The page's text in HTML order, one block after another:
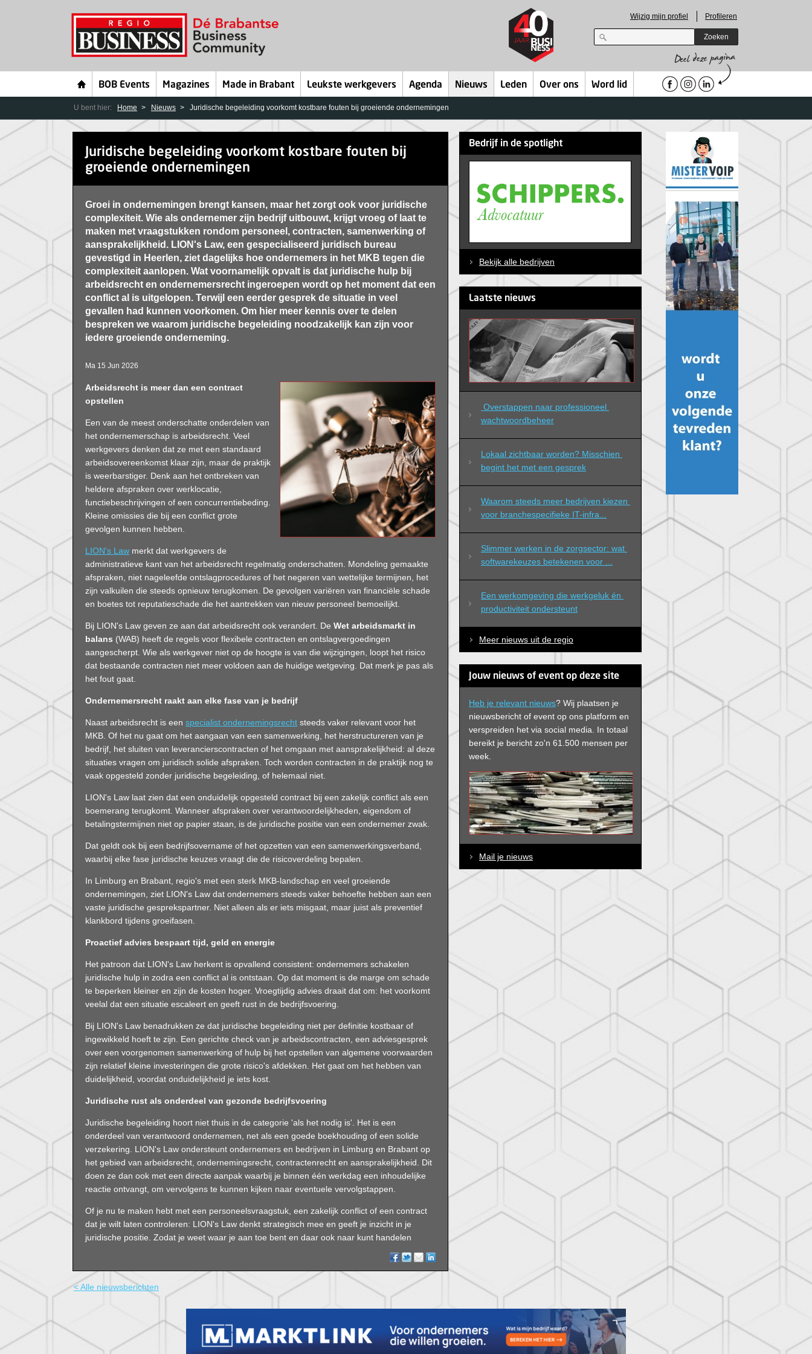
Wijzig mijn profiel Profileren
Zoeken
BOB Events Magazines Made in Brabant Leukste werkgevers Agenda Nieuws Leden Over ons Word lid
U bent hier: Home Nieuws Juridische begeleiding voorkomt kostbare fouten bij groeiende ondernemingen
Juridische begeleiding voorkomt kostbare fouten bij
groeiende ondernemingen
Groei in ondernemingen brengt kansen, maar het zorgt ook voor juridische
complexiteit. Wie als ondernemer zijn bedrijf uitbouwt, krijgt vroeg of laat te
maken met vraagstukken rondom personeel, contracten, samenwerking of
aansprakelijkheid. LION's Law, een gespecialiseerd juridisch bureau
gevestigd in Heerlen, ziet dagelijks hoe ondernemers in het MKB tegen die
complexiteit aanlopen. Wat voornamelijk opvalt is dat juridische hulp bij
arbeidsrecht en ondernemersrecht ingeroepen wordt op het moment dat een
conflict al is uitgelopen. Terwijl een eerder gesprek de situatie in veel
gevallen had kunnen voorkomen. Om hier meer kennis over te delen
bespreken we waarom juridische begeleiding noodzakelijk kan zijn voor
iedere groeiende onderneming.
Ma 15 Jun 2026
Arbeidsrecht is meer dan een contract
opstellen
Een van de meest onderschatte onderdelen van
het ondernemerschap is arbeidsrecht. Veel
werkgevers denken dat ze met een standaard
arbeidsovereenkomst klaar zijn, maar de praktijk
is weerbarstiger. Denk aan het ontbreken van
heldere afspraken over werklocatie,
functiebeschrijvingen of een concurrentiebeding.
Kleine omissies die bij een conflict grote
gevolgen kunnen hebben.
LION's Law merkt dat werkgevers de
administratieve kant van het arbeidsrecht regelmatig onderschatten. Mondeling gemaakte
afspraken, niet nageleefde ontslagprocedures of het negeren van wettelijke termijnen, het
zijn valkuilen die steeds opnieuw terugkomen. De gevolgen variëren van financiële schade
en boetes tot reputatieschade die het aantrekken van nieuw personeel bemoeilijkt.
Bij LION's Law geven ze aan dat arbeidsrecht ook verandert. De Wet arbeidsmarkt in
balans (WAB) heeft de regels voor flexibele contracten en ontslagvergoedingen
aangescherpt. Wie als werkgever niet op de hoogte is van die wijzigingen, loopt het risico
dat bestaande contracten niet meer voldoen aan de huidige wetgeving. Dat merk je pas als
het fout gaat.
Ondernemersrecht raakt aan elke fase van je bedrijf
Naast arbeidsrecht is een specialist ondernemingsrecht steeds vaker relevant voor het
MKB. Of het nu gaat om het aangaan van een samenwerking, het herstructureren van je
bedrijf, het sluiten van leverancierscontracten of het omgaan met aansprakelijkheid: al deze
situaties vragen om juridisch solide afspraken. Toch worden contracten in de praktijk nog te
vaak opgesteld zonder juridische begeleiding, of helemaal niet.
LION's Law laat zien dat een onduidelijk opgesteld contract bij een zakelijk conflict als een
boemerang terugkomt. Wanneer afspraken over verantwoordelijkheden, eigendom of
betalingstermijnen niet op papier staan, is de juridische positie van een ondernemer zwak.
Dat geldt ook bij een bedrijfsovername of het opzetten van een samenwerkingsverband,
waarbij elke fase juridische keuzes vraagt die de risicoverdeling bepalen.
In Limburg en Brabant, regio's met een sterk MKB-landschap en veel groeiende
ondernemingen, ziet LION's Law dat ondernemers steeds vaker behoefte hebben aan een
vaste juridische gesprekspartner. Niet alleen als er iets misgaat, maar juist als preventief
klankbord tijdens groeifasen.
Proactief advies bespaart tijd, geld en energie
Het patroon dat LION's Law herkent is opvallend consistent: ondernemers schakelen
juridische hulp in zodra een conflict al is ontstaan. Op dat moment is de marge om schade
te beperken kleiner en zijn de kosten hoger. Vroegtijdig advies draait dat om: het voorkomt
veelal dat een situatie escaleert en geeft rust in de bedrijfsvoering.
Bij LION's Law benadrukken ze dat juridische begeleiding niet per definitie kostbaar of
ingewikkeld hoeft te zijn. Een gerichte check van je arbeidscontracten, een adviesgesprek
over een voorgenomen samenwerking of hulp bij het opstellen van algemene voorwaarden
zijn relatief kleine investeringen die grote risico's afdekken. Het gaat om het hebben van
duidelijkheid, voordat onduidelijkheid je iets kost.
Juridische rust als onderdeel van gezonde bedrijfsvoering
Juridische begeleiding hoort niet thuis in de categorie 'als het nodig is'. Het is een
onderdeel van verantwoord ondernemen, net als een goede boekhouding of een solide
verzekering. LION's Law ondersteunt ondernemers en bedrijven in Limburg en Brabant op
het gebied van arbeidsrecht, ondernemingsrecht, contractenrecht en aansprakelijkheid. Dit
doen ze dan ook met een directe aanpak waarbij je binnen één werkdag een inhoudelijke
reactie ontvangt, om vervolgens te kunnen kijken naar eventuele vervolgstappen.
Of je nu te maken hebt met een personeelsvraagstuk, een zakelijk conflict of een contract
dat je wilt laten controleren: LION's Law denkt strategisch mee en geeft je inzicht in je
juridische positie. Zodat je weet waar je aan toe bent en daar ook naar kunt handelen
< Alle nieuwsberichten
Bedrijf in de spotlight
Bekijk alle bedrijven
Laatste nieuws
wachtwoordbeheer
Lokaal zichtbaar worden? Misschien
begint het met een gesprek
Waarom steeds meer bedrijven kiezen
voor branchespecifieke IT-infra...
Slimmer werken in de zorgsector: wat
softwarekeuzes betekenen voor ...
Een werkomgeving die werkgeluk én
productiviteit ondersteunt
Meer nieuws uit de regio
Jouw nieuws of event op deze site
Heb je relevant nieuws? Wij plaatsen je
nieuwsbericht of event op ons platform en
verspreiden het via social media. In totaal
bereikt je bericht zo'n 61.500 mensen per
week.
Mail je nieuws